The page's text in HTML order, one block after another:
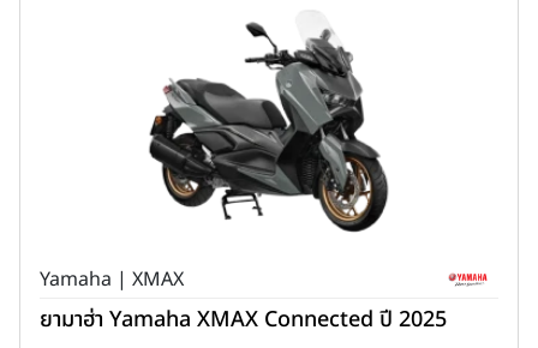
Yamaha | XMAX
ยามาฮ่า Yamaha XMAX Connected ปี 2025